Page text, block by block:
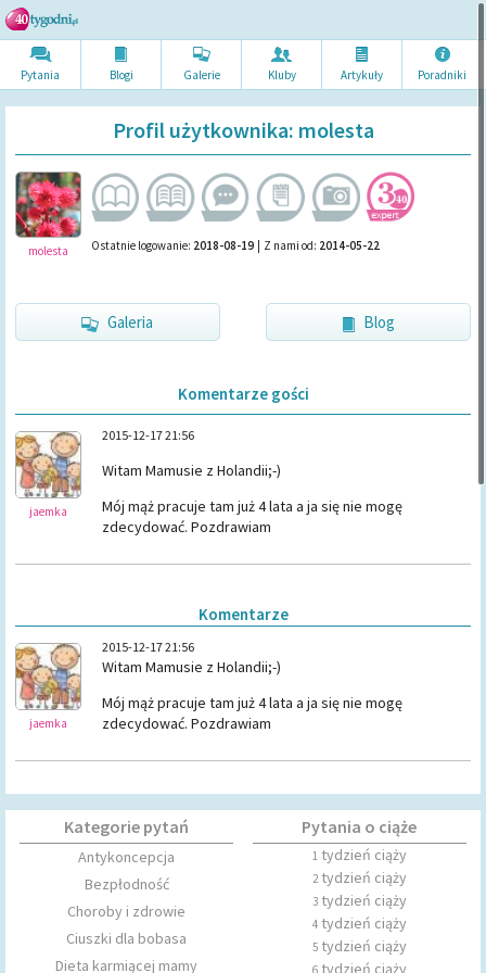
Pytania Blogi Galerie Kluby Artykuły Poradniki
Profil użytkownika: molesta
molesta Ostatnie logowanie: 2018-08-19 | Z nami od: 2014-05-22
Galeria Blog
Komentarze gości
jaemka
2015-12-17 21:56
Witam Mamusie z Holandii;-)
Mój mąż pracuje tam już 4 lata a ja się nie mogę
zdecydować. Pozdrawiam
Komentarze
jaemka
2015-12-17 21:56
Witam Mamusie z Holandii;-)
Mój mąż pracuje tam już 4 lata a ja się nie mogę
zdecydować. Pozdrawiam
Kategorie pytań
Antykoncepcja
Bezpłodność
Choroby i zdrowie
Ciuszki dla bobasa
Dieta karmiącej mamy
Pytania o ciąże
1tydzień ciąży
2tydzień ciąży
3tydzień ciąży
4tydzień ciąży
5tydzień ciąży
tydzień ciąży